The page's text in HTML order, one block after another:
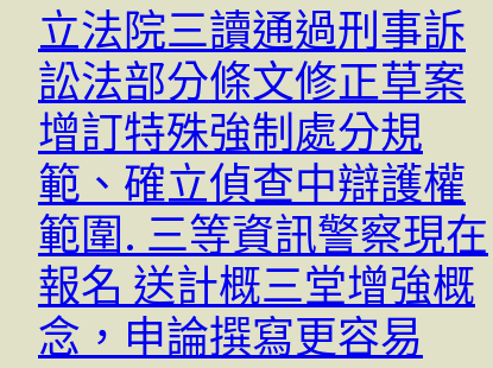
立法院三讀通過刑事訴
訟法部分條文修正草案
增訂特殊強制處分規
範、確立偵查中辯護權
範圍. 三等資訊警察現在
報名 送計概三堂增強概
念，申論撰寫更容易